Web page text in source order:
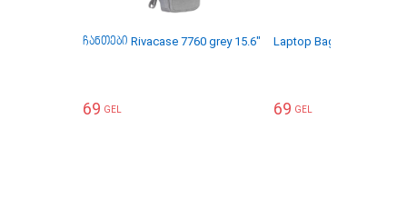
ჩანთები Rivacase 7760 grey 15.6"
69 GEL
Laptop Bag Rivacase
69 GEL